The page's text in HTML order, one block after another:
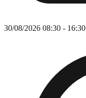
30/08/2026 08:30 - 16:30